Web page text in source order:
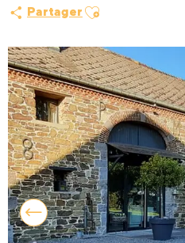
Partager Ajouter aux favoris